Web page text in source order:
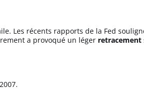
Les récents rapports de la Fed
a provoqué un léger retracement